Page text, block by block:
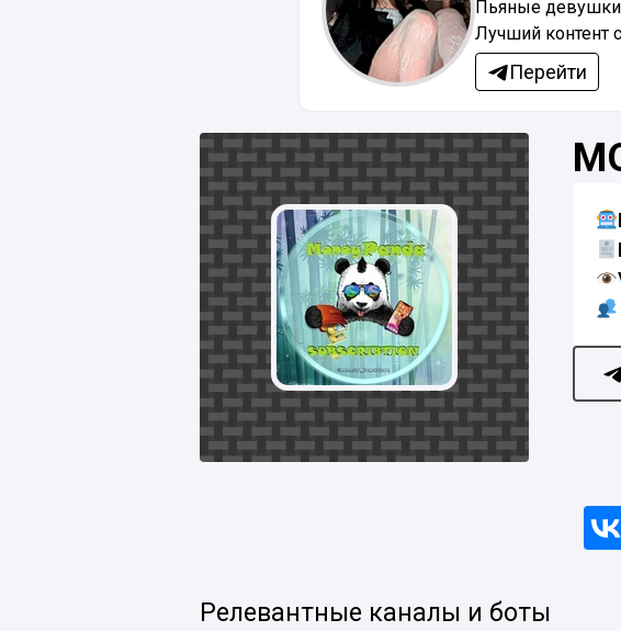
Пьяные
Лучший контент
Перейти
Релевантные каналы и боты